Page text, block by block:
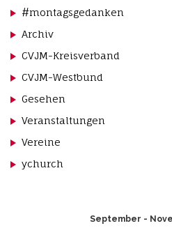
#montagsgedanken
Archiv
CVJM-Kreisverband
CVJM-Westbund
Gesehen
Veranstaltungen
Vereine
ychurch
September -